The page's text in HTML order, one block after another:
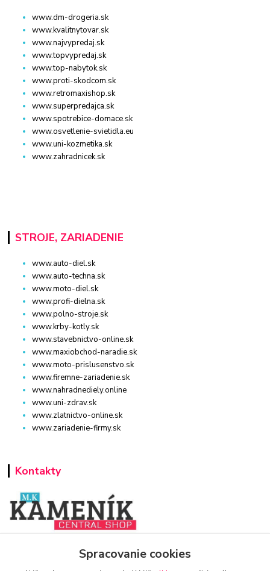
www.dm-drogeria.sk
www.kvalitnytovar.sk
www.najvypredaj.sk
www.topvypredaj.sk
www.top-nabytok.sk
www.proti-skodcom.sk
www.retromaxishop.sk
www.superpredajca.sk
www.spotrebice-domace.sk
www.osvetlenie-svietidla.eu
www.uni-kozmetika.sk
www.zahradnicek.sk
STROJE, ZARIADENIE
www.auto-diel.sk
www.auto-techna.sk
www.moto-diel.sk
www.profi-dielna.sk
www.polno-stroje.sk
www.krby-kotly.sk
www.stavebnictvo-online.sk
www.maxiobchod-naradie.sk
www.moto-prislusenstvo.sk
www.firemne-zariadenie.sk
www.nahradnediely.online
www.uni-zdrav.sk
www.zlatnictvo-online.sk
www.zariadenie-firmy.sk
Kontakty
www.zariadenie-firmy.skSpracovanie cookies